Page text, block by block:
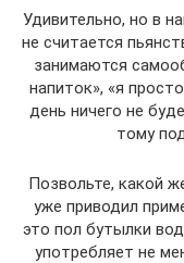
Удивительно, но в
не считается
занимаются
напиток», «я
день ничего не
тому
Позвольте, какой
уже приводил
это пол бутылки
употребляет не